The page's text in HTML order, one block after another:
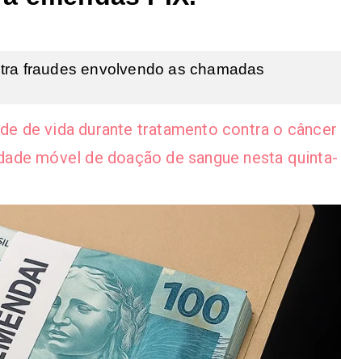
fraudes envolvendo as chamadas
de vida durante tratamento contra o câncer
móvel de doação de sangue nesta quinta-